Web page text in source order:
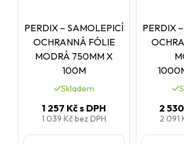
PERDIX – SAMOLEPICÍ
OCHRANNÁ FÓLIE
MODRÁ 750MM X
100M
Skladem
1 257 Kčs DPH
1 039 Kčbez DPH
PERDIX
2
2 091